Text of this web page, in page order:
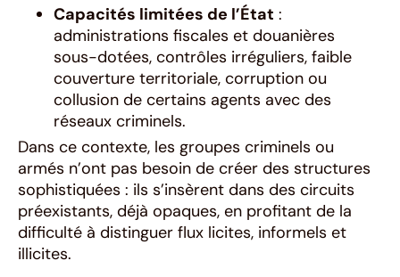
Capacités limitées de l’État :
administrations fiscales et douanières
sous-dotées, contrôles irréguliers, faible
couverture territoriale, corruption ou
collusion de certains agents avec des
réseaux criminels.
Dans ce contexte, les groupes criminels ou
armés n’ont pas besoin de créer des structures
sophistiquées : ils s’insèrent dans des circuits
préexistants, déjà opaques, en profitant de la
difficulté à distinguer flux licites, informels et
illicites.